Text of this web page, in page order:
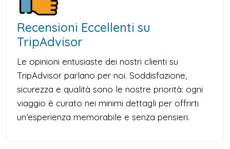
Recensioni Eccellenti su
TripAdvisor
Le opinioni entusiaste dei nostri clienti su
TripAdvisor parlano per noi. Soddisfazione,
sicurezza e qualità sono le nostre priorità: ogni
viaggio è curato nei minimi dettagli per offrirti
un’esperienza memorabile e senza pensieri.